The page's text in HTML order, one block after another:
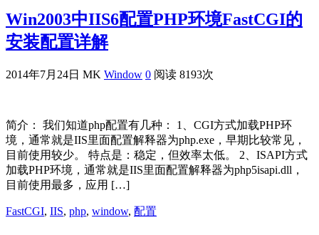
Win2003中IIS6配置PHP环境FastCGI的
安装配置详解
2014年7月24日 MK Window 0 阅读 8193次
简介： 我们知道php配置有几种： 1、CGI方式加载PHP环
境，通常就是IIS里面配置解释器为php.exe，早期比较常见，
目前使用较少。 特点是：稳定，但效率太低。 2、ISAPI方式
加载PHP环境，通常就是IIS里面配置解释器为php5isapi.dll，
目前使用最多，应用 […]
FastCGI, IIS, php, window, 配置